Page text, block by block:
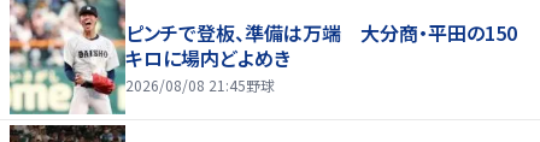
ピンチで登板、準備は万端 大分商・平田の150
キロに場内どよめき
2026/08/08 21:45野球